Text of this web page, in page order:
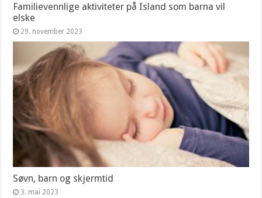
Familievennlige aktiviteter på Island som barna vil
elske
29. november 2023
Søvn, barn og skjermtid
3. mai 2023